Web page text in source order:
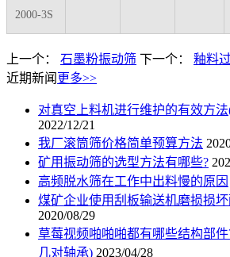
2000-3S
上一个： 石墨粉振动筛 下一个： 釉料
近期新闻 更多>>
对真空上料机进行维护的有效方
2022/12/21
我厂滚筒筛价格简单预算方法
矿用振动筛的选型方法有哪些?
高频脱水筛在工作中出料慢的原因
煤矿企业使用刮板输送机磨损损
2020/08/29
草莓视频啪啪啪都有哪些结构部
几对轴承) 2023/04/28